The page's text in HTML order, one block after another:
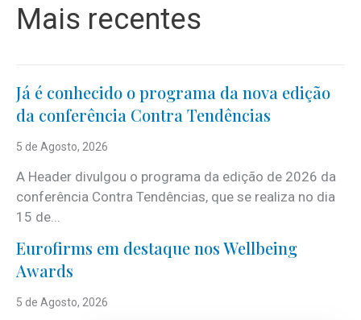
Mais recentes
Já é conhecido o programa da nova edição
da conferência Contra Tendências
5 de Agosto, 2026
A Header divulgou o programa da edição de 2026 da
conferência Contra Tendências, que se realiza no dia
15 de...
Eurofirms em destaque nos Wellbeing
Awards
5 de Agosto, 2026